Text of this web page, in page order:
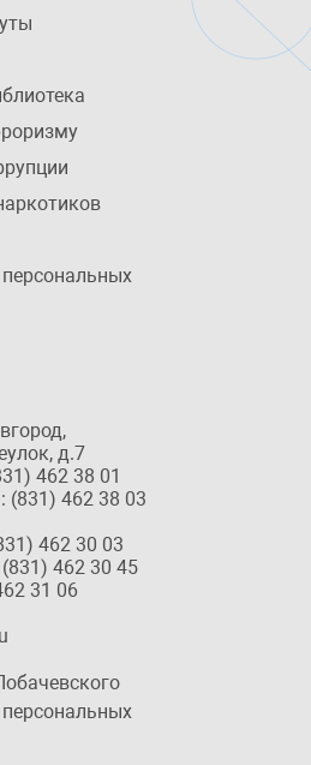
д.7
462 38 01
(831) 462 38 03
462 30 03
462 30 45
31 06